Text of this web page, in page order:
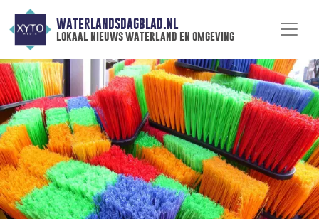
WATERLANDSDAGBLAD.NL
lokaal nieuws waterland en omgeving